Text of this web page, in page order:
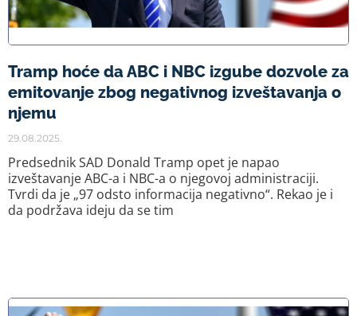
Tramp hoće da ABC i NBC izgube dozvole za
emitovanje zbog negativnog izveštavanja o
njemu
29.08.2025.
Predsednik SAD Donald Tramp opet je napao
izveštavanje ABC-a i NBC-a o njegovoj administraciji.
Tvrdi da je „97 odsto informacija negativno“. Rekao je i
da podržava ideju da se tim